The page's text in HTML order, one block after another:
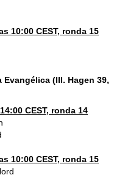
10:00 CEST, ronda 15
(III. Hagen 39,
CEST, ronda 14
10:00 CEST, ronda 15